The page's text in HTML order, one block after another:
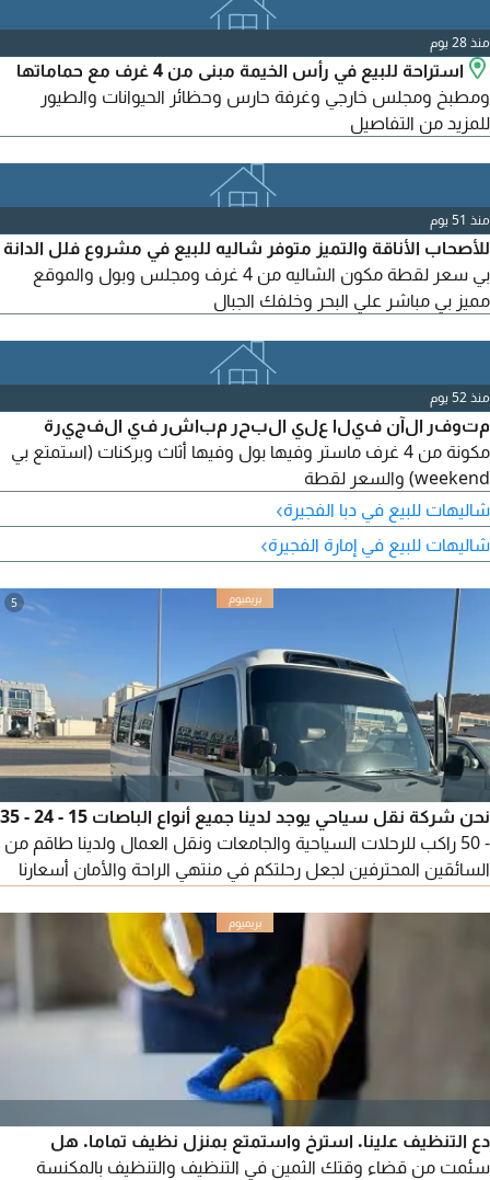
منذ 28 يوم
استراحة للبيع في رأس الخيمة مبنى من 4 غرف مع حماماتها
ومطبخ ومجلس خارجي وغرفة حارس وحظائر الحيوانات والطيور
للمزيد من التفاصيل
منذ 51 يوم
للأصحاب الأناقة والتميز متوفر شاليه للبيع في مشروع فلل الدانة
بي سعر لقطة مكون الشاليه من 4 غرف ومجلس وبول والموقع
مميز بي مباشر علي البحر وخلفك الجبال
منذ 52 يوم
متوفر الآن فيلا علي البحر مباشر في الفجيرة
مكونة من 4 غرف ماستر وفيها بول وفيها أثاث وبركنات (استمتع بي
weekend) والسعر لقطة
شاليهات للبيع في دبا الفجيرة›
شاليهات للبيع في إمارة الفجيرة›
5
نحن شركة نقل سياحي يوجد لدينا جميع أنواع الباصات 15 - 24 - 35
- 50 راكب للرحلات السياحية والجامعات ونقل العمال ولدينا طاقم من
السائقين المحترفين لجعل رحلتكم في منتهي الراحة والأمان أسعارنا
دع التنظيف علينا. استرخ واستمتع بمنزل نظيف تماما. هل
سئمت من قضاء وقتك الثمين في التنظيف والتنظيف بالمكنسة